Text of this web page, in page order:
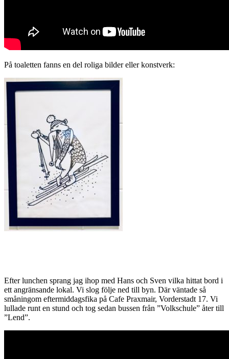
På toaletten fanns en del roliga bilder eller konstverk:
Efter lunchen sprang jag ihop med Hans och Sven vilka hittat bord i
ett angränsande lokal. Vi slog följe ned till byn. Där väntade så
småningom eftermiddagsfika på Cafe Praxmair, Vorderstadt 17. Vi
lullade runt en stund och tog sedan bussen från ”Volkschule” åter till
”Lend”.